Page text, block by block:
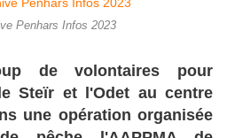
Penhars Infos 2023
de volontaires pour
Steïr et l'Odet au centre
une opération organisée